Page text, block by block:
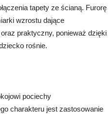
tapety ze ścianą. Furorę
wzrostu dające
praktyczny, ponieważ dzięki
rośnie.
pociechy
charakteru jest zastosowanie